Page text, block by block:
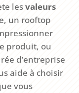
lesvaleurs
un rooftop
produit, ou
d’entreprise
aide à choisir
vous